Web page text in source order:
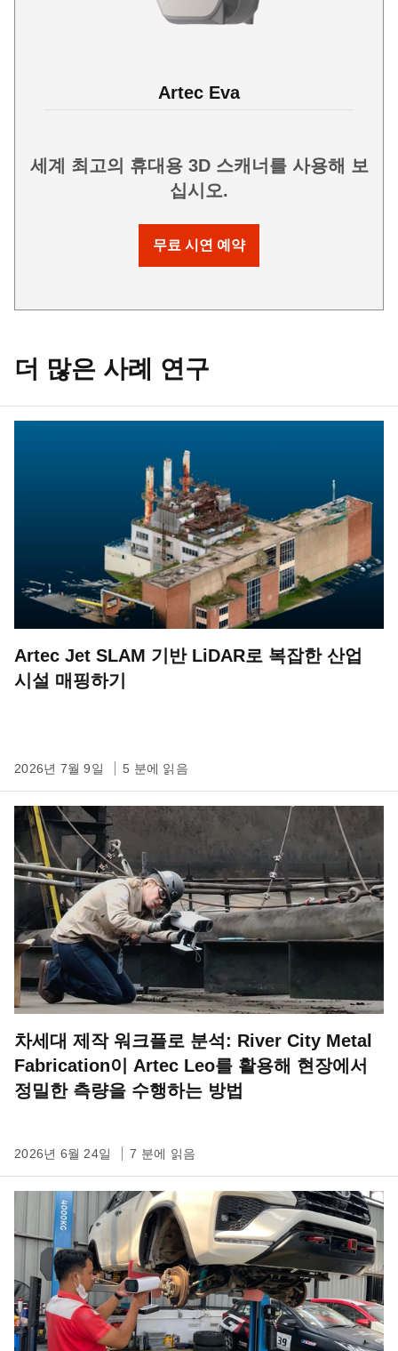
Artec Eva
세계 최고의 휴대용 3D 스캐너를 사용해 보
십시오.
무료 시연 예약
더 많은 사례 연구
Artec Jet SLAM 기반 LiDAR로 복잡한 산업
시설 매핑하기
2026년 7월 9일 5 분에 읽음
차세대 제작 워크플로 분석: River City Metal
Fabrication이 Artec Leo를 활용해 현장에서
정밀한 측량을 수행하는 방법
2026년 6월 24일 7 분에 읽음